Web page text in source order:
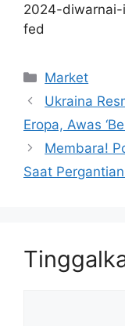
2024-
fed
Kategori
Market
Ukraina
Eropa, Awas
Membara!
Saat